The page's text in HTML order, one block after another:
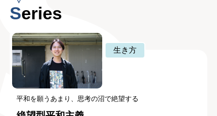
Series
生き方
平和を願うあまり、思考の沼で絶望する